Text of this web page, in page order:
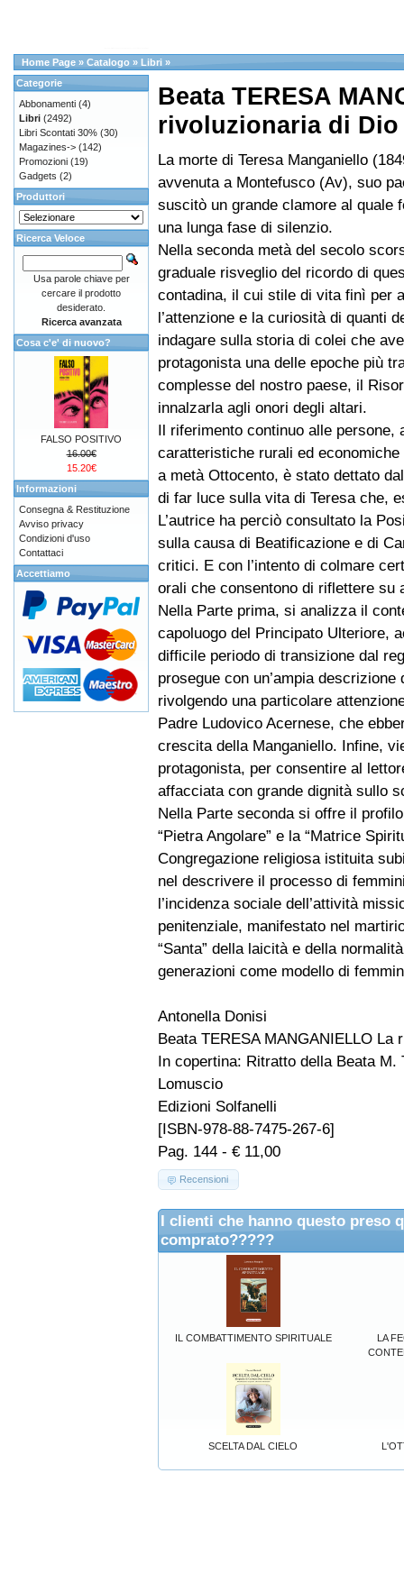
Home Page » Catalogo » Libri »
Beata TERESA
rivoluzionaria di Dio
La morte di Teresa Manganiello
avvenuta a Montefusco (Av), suo
suscitò un grande clamore al quale
una lunga fase di silenzio.
Nella seconda metà del secolo
graduale risveglio del ricordo di
contadina, il cui stile di vita finì per
l’attenzione e la curiosità di quanti
indagare sulla storia di colei che
protagonista una delle epoche più
complesse del nostro paese, il
innalzarla agli onori degli altari.
Il riferimento continuo alle persone,
caratteristiche rurali ed
a metà Ottocento, è stato dettato
di far luce sulla vita di Teresa che,
L’autrice ha perciò consultato la
sulla causa di Beatificazione e di
critici. E con l’intento di colmare
orali che consentono di riflettere su
Nella Parte prima, si analizza il
capoluogo del Principato Ulteriore,
difficile periodo di transizione dal
prosegue con un’ampia
rivolgendo una particolare
Padre Ludovico Acernese, che
crescita della Manganiello. Infine,
protagonista, per consentire al
affacciata con grande dignità sullo
Nella Parte seconda si offre il
“Pietra Angolare” e la “Matrice
Congregazione religiosa istituita
nel descrivere il processo di
l’incidenza sociale dell’attività
penitenziale, manifestato nel
“Santa” della laicità e della
generazioni come modello di
Antonella Donisi
Beata TERESA MANGANIELLO La
In copertina: Ritratto della Beata M.
Lomuscio
Edizioni Solfanelli
[ISBN-978-88-7475-267-6]
Pag. 144 - € 11,00
Recensioni
I clienti che hanno questo preso
comprato?????
IL COMBATTIMENTO SPIRITUALE
LA
SCELTA DAL CIELO
Categorie
Abbonamenti (4)
Libri (2492)
Libri Scontati 30% (30)
Magazines-> (142)
Promozioni (19)
Gadgets (2)
Produttori
Ricerca Veloce
Usa parole chiave per
cercare il prodotto
desiderato.
Ricerca avanzata
Cosa c'e' di nuovo?
FALSO POSITIVO
16.00€
15.20€
Informazioni
Consegna & Restituzione
Avviso privacy
Condizioni d'uso
Contattaci
Accettiamo